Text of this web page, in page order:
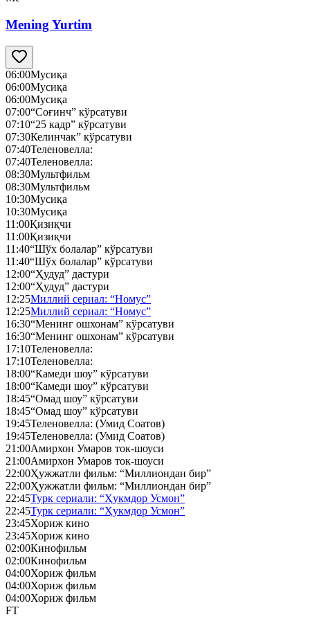
Mening Yurtim
06:00Мусиқа
06:00Мусиқа
06:00Мусиқа
07:00“Соғинч” кўрсатуви
07:10“25 кадр” кўрсатуви
07:30Келинчак” кўрсатуви
07:40Теленовелла:
07:40Теленовелла:
08:30Мультфильм
08:30Мультфильм
10:30Мусиқа
10:30Мусиқа
11:00Қизиқчи
11:00Қизиқчи
11:40“Шўх болалар” кўрсатуви
11:40“Шўх болалар” кўрсатуви
12:00“Ҳудуд” дастури
12:00“Ҳудуд” дастури
12:25Миллий сериал: “Номус”
12:25Миллий сериал: “Номус”
16:30“Менинг ошхонам” кўрсатуви
16:30“Менинг ошхонам” кўрсатуви
17:10Теленовелла:
17:10Теленовелла:
18:00“Камеди шоу” кўрсатуви
18:00“Камеди шоу” кўрсатуви
18:45“Омад шоу” кўрсатуви
18:45“Омад шоу” кўрсатуви
19:45Теленовелла: (Умид Соатов)
19:45Теленовелла: (Умид Соатов)
21:00Амирхон Умаров ток-шоуси
21:00Амирхон Умаров ток-шоуси
22:00Ҳужжатли фильм: “Миллиондан бир”
22:00Ҳужжатли фильм: “Миллиондан бир”
22:45Турк сериали: “Ҳукмдор Усмон”
22:45Турк сериали: “Ҳукмдор Усмон”
23:45Хориж кино
23:45Хориж кино
02:00Кинофильм
02:00Кинофильм
04:00Хориж фильм
04:00Хориж фильм
04:00Хориж фильм
FT